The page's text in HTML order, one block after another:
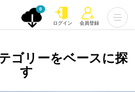
0
ログイン 会員登録
ゴリーをベースに探
す